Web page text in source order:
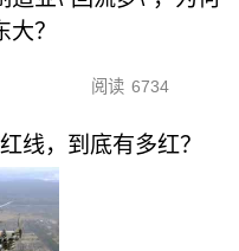
？
阅读 6734
线，到底有多红？